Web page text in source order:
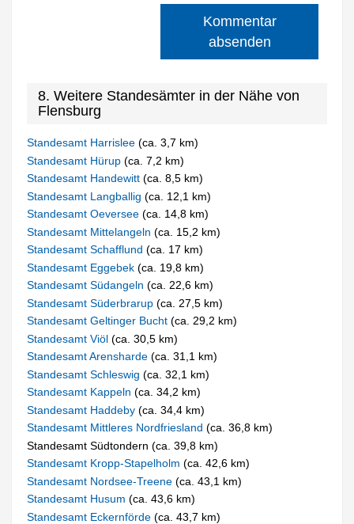
Kommentar
absenden
8. Weitere Standesämter in der Nähe von
Flensburg
Standesamt Harrislee(ca. 3,7 km)
Standesamt Hürup(ca. 7,2 km)
Standesamt Handewitt(ca. 8,5 km)
Standesamt Langballig(ca. 12,1 km)
Standesamt Oeversee(ca. 14,8 km)
Standesamt Mittelangeln(ca. 15,2 km)
Standesamt Schafflund(ca. 17 km)
Standesamt Eggebek(ca. 19,8 km)
Standesamt Südangeln(ca. 22,6 km)
Standesamt Süderbrarup(ca. 27,5 km)
Standesamt Geltinger Bucht(ca. 29,2 km)
Standesamt Viöl(ca. 30,5 km)
Standesamt Arensharde(ca. 31,1 km)
Standesamt Schleswig(ca. 32,1 km)
Standesamt Kappeln(ca. 34,2 km)
Standesamt Haddeby(ca. 34,4 km)
Standesamt Mittleres Nordfriesland(ca. 36,8 km)
Standesamt Südtondern (ca. 39,8 km)
Standesamt Kropp-Stapelholm(ca. 42,6 km)
Standesamt Nordsee-Treene(ca. 43,1 km)
Standesamt Husum(ca. 43,6 km)
Standesamt Eckernförde(ca. 43,7 km)